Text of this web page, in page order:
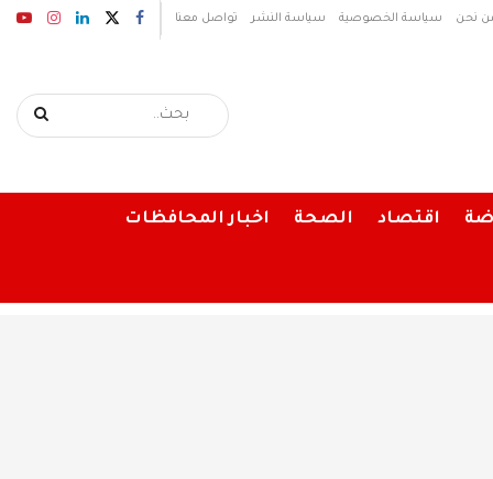
نحن سياسة الخصوصية سياسة النشر تواصل معنا
اقتصاد الصحة اخبار المحافظات